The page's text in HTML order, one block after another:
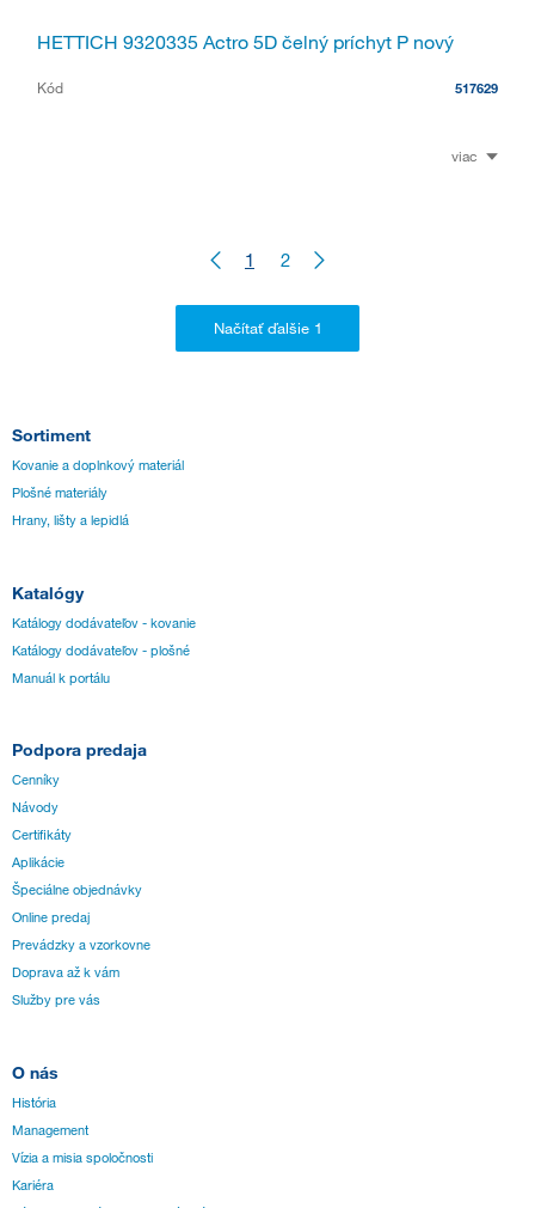
HETTICH 9320335 Actro 5D čelný príchyt P nový
Kód 517629
viac
1 2
Sortiment
Kovanie a doplnkový materiál
Plošné materiály
Hrany, lišty a lepidlá
Katalógy
Katálogy dodávateľov - kovanie
Katálogy dodávateľov - plošné
Manuál k portálu
Podpora predaja
Cenníky
Návody
Certifikáty
Aplikácie
Špeciálne objednávky
Online predaj
Prevádzky a vzorkovne
Doprava až k vám
Služby pre vás
O nás
História
Management
Vízia a misia spoločnosti
Kariéra